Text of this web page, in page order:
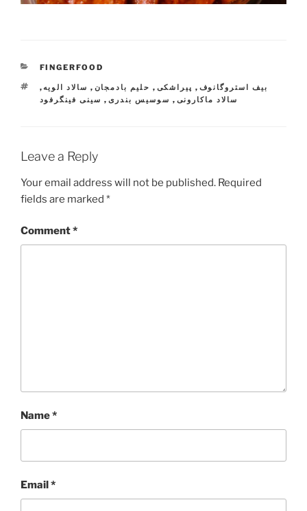
CATEGORIES
FINGERFOOD
TAGS
بیف استروگانوف , پیراشکی , حلیم بادمجان , سالاد الویه,
سالاد ماکارونی , سوسیس بندری , سینی فینگرفود
Leave a Reply
Your email address will not be published. Required
fields are marked *
Comment*
Name*
Email*